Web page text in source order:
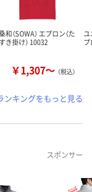
和（SOWA） エプロン（た
すき掛け） 10032
￥1,307～ （税込）
ンキングをもっと見る
スポンサー